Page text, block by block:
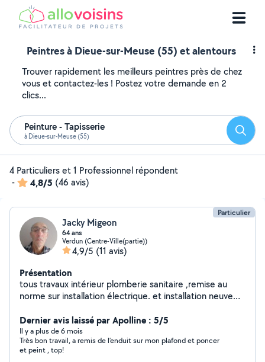
Peintres à Dieue-sur-Meuse (55) et alentours
Trouver rapidement les meilleurs peintres près de chez
vous et contactez-les ! Postez votre demande en 2
clics...
Peinture - Tapisserie
à Dieue-sur-Meuse (55)
4 Particuliers et 1 Professionnel répondent
-
4,8/5 (46 avis)
Particulier
Jacky Migeon
64 ans
Verdun (Centre-Ville(partie))
4,9/5 (11 avis)
Présentation
tous travaux intérieur plomberie sanitaire ,remise au
norme sur installation électrique. et installation neuve
plaquo réparation toiture travail sérieux , rénovation de
ma maison familiale, tout corps de métier notamment à
avoir travaillé en entreprise, de longue années touchant
à plusieurs branche
Dernier avis laissé par Apolline : 5/5
Il y a plus de 6 mois
Très bon travail, a remis de l’enduit sur mon plafond et poncer
et peint , top!